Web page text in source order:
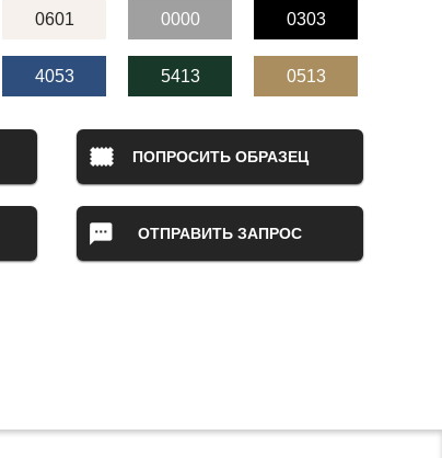
0601 0000 0303
4053 5413 0513
ПОПРОСИТЬ ОБРАЗЕЦ
ОТПРАВИТЬ ЗАПРОС